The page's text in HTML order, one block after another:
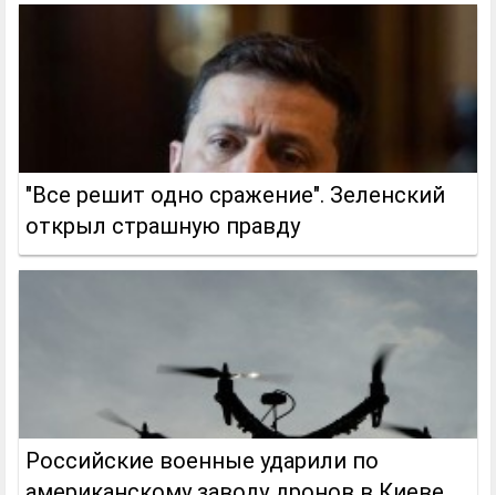
"Все решит одно сражение". Зеленский
открыл страшную правду
Российские военные ударили по